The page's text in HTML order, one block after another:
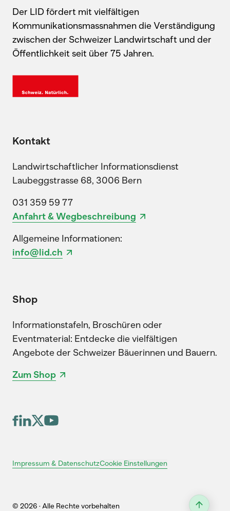
Der LID fördert mit vielfältigen
Kommunikationsmassnahmen die Verständigung
zwischen der Schweizer Landwirtschaft und der
Öffentlichkeit seit über 75 Jahren.
Kontakt
Landwirtschaftlicher Informationsdienst
Laubeggstrasse 68, 3006 Bern
031 359 59 77
Anfahrt & Wegbeschreibung
Allgemeine Informationen:
info@lid.ch
Shop
Informationstafeln, Broschüren oder
Eventmaterial: Entdecke die vielfältigen
Angebote der Schweizer Bäuerinnen und Bauern.
Zum Shop
Impressum & DatenschutzCookie Einstellungen
© 2026 · Alle Rechte vorbehalten